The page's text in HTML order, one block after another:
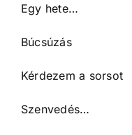
Egy hete…
Búcsúzás
Kérdezem a sorsot
Szenvedés…